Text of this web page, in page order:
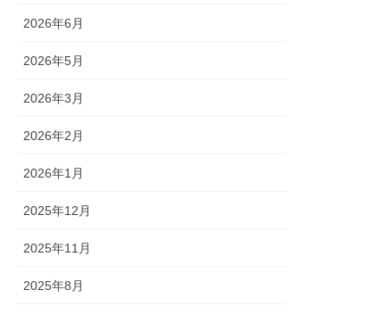
2026年6月
2026年5月
2026年3月
2026年2月
2026年1月
2025年12月
2025年11月
2025年8月